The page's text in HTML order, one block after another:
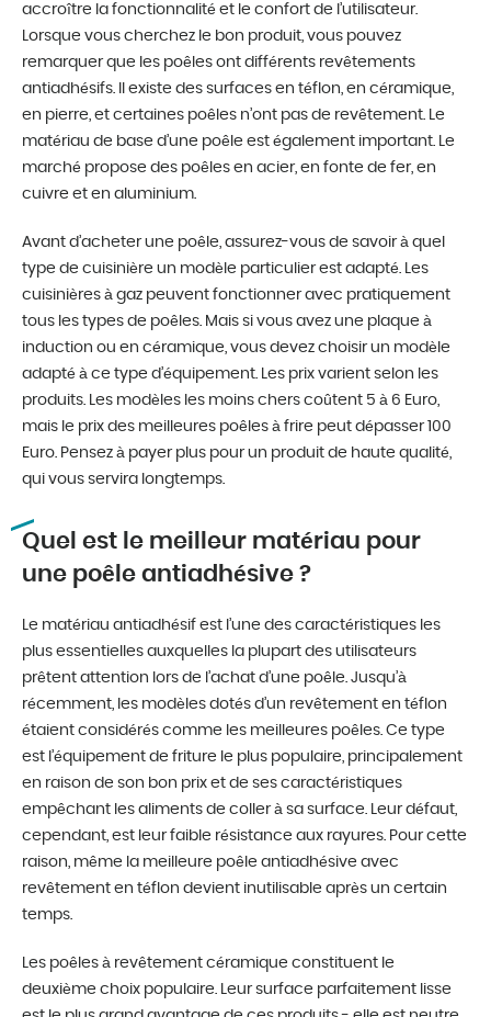
accroître la fonctionnalité et le confort de l’utilisateur.
Lorsque vous cherchez le bon produit, vous pouvez
remarquer que les poêles ont différents revêtements
antiadhésifs. Il existe des surfaces en téflon, en céramique,
en pierre, et certaines poêles n’ont pas de revêtement. Le
matériau de base d’une poêle est également important. Le
marché propose des poêles en acier, en fonte de fer, en
cuivre et en aluminium.
Avant d’acheter une poêle, assurez-vous de savoir à quel
type de cuisinière un modèle particulier est adapté. Les
cuisinières à gaz peuvent fonctionner avec pratiquement
tous les types de poêles. Mais si vous avez une plaque à
induction ou en céramique, vous devez choisir un modèle
adapté à ce type d’équipement. Les prix varient selon les
produits. Les modèles les moins chers coûtent 5 à 6 Euro,
mais le prix des meilleures poêles à frire peut dépasser 100
Euro. Pensez à payer plus pour un produit de haute qualité,
qui vous servira longtemps.
Quel est le meilleur matériau pour
une poêle antiadhésive ?
Le matériau antiadhésif est l’une des caractéristiques les
plus essentielles auxquelles la plupart des utilisateurs
prêtent attention lors de l’achat d’une poêle. Jusqu’à
récemment, les modèles dotés d’un revêtement en téflon
étaient considérés comme les meilleures poêles. Ce type
est l’équipement de friture le plus populaire, principalement
en raison de son bon prix et de ses caractéristiques
empêchant les aliments de coller à sa surface. Leur défaut,
cependant, est leur faible résistance aux rayures. Pour cette
raison, même la meilleure poêle antiadhésive avec
revêtement en téflon devient inutilisable après un certain
temps.
Les poêles à revêtement céramique constituent le
deuxième choix populaire. Leur surface parfaitement lisse